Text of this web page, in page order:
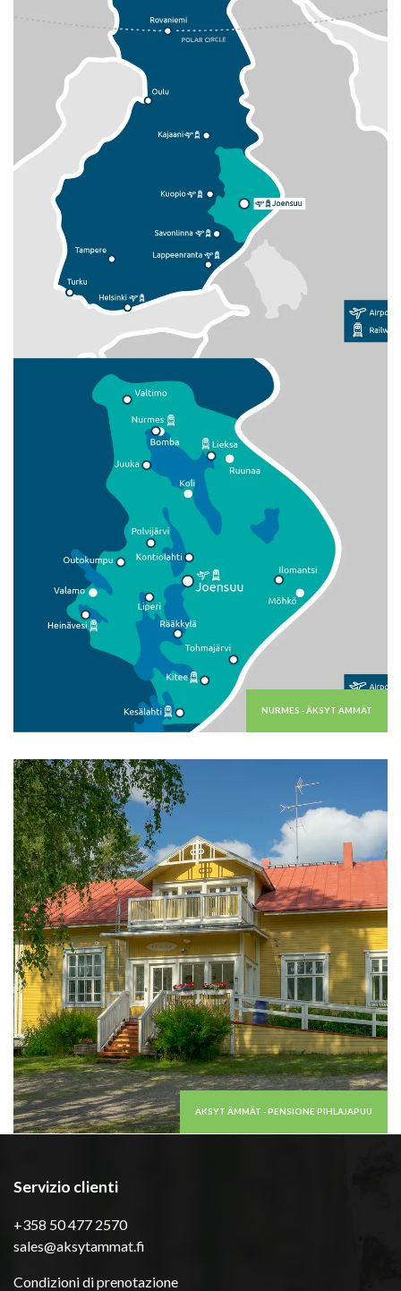
NURMES - ÄKSYT ÄMMÄT
ÄKSYT ÄMMÄT - PENSIONE PIHLAJAPUU
Servizio clienti
+358 50 477 2570
sales@aksytammat.fi
Condizioni di prenotazione